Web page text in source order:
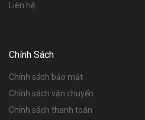
Liên hệ
Chính Sách
Chính sách bảo mật
Chính sách vận chuyển
Chính sách thanh toán